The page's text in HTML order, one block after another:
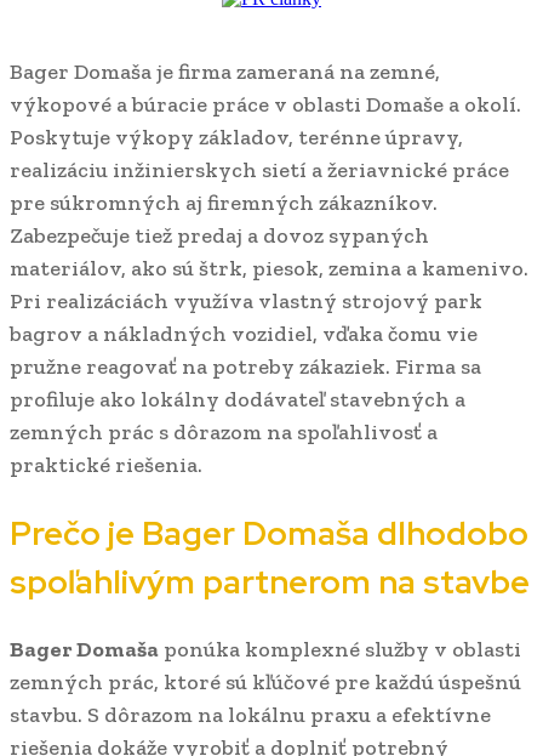
Bager Domaša je firma zameraná na zemné,
výkopové a búracie práce v oblasti Domaše a okolí.
Poskytuje výkopy základov, terénne úpravy,
realizáciu inžinierskych sietí a žeriavnické práce
pre súkromných aj firemných zákazníkov.
Zabezpečuje tiež predaj a dovoz sypaných
materiálov, ako sú štrk, piesok, zemina a kamenivo.
Pri realizáciách využíva vlastný strojový park
bagrov a nákladných vozidiel, vďaka čomu vie
pružne reagovať na potreby zákaziek. Firma sa
profiluje ako lokálny dodávateľ stavebných a
zemných prác s dôrazom na spoľahlivosť a
praktické riešenia.
Prečo je Bager Domaša dlhodobo
spoľahlivým partnerom na stavbe
Bager Domaša ponúka komplexné služby v oblasti
zemných prác, ktoré sú kľúčové pre každú úspešnú
stavbu. S dôrazom na lokálnu praxu a efektívne
riešenia dokáže vyrobiť a doplniť potrebný